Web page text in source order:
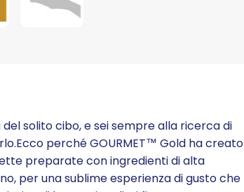
solito cibo, e sei sempre alla ricerca di
perché GOURMET™ Gold ha creato
preparate con ingredienti di alta
per una sublime esperienza di gusto che